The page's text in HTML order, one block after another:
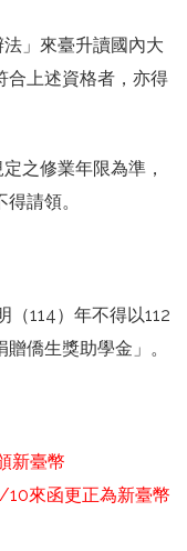
」來臺升讀國內大
合上述資格者，亦得
之修業年限為準，
請領。
（114）年不得以112
僑生獎助學金」。
新臺幣
來函更正為新臺幣